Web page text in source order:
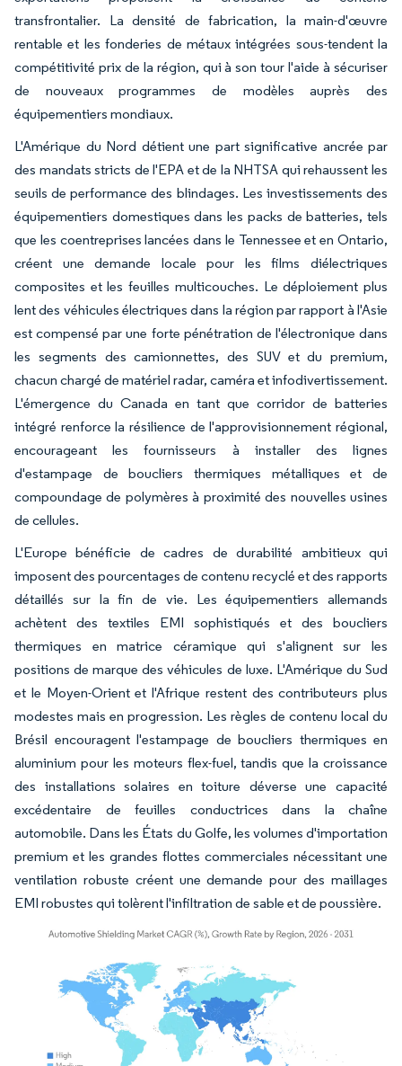
transfrontalier. La densité de fabrication, la main-d'œuvre
rentable et les fonderies de métaux intégrées sous-tendent la
compétitivité prix de la région, qui à son tour l'aide à sécuriser
de nouveaux programmes de modèles auprès des
équipementiers mondiaux.
L'Amérique du Nord détient une part significative ancrée par
des mandats stricts de l'EPA et de la NHTSA qui rehaussent les
seuils de performance des blindages. Les investissements des
équipementiers domestiques dans les packs de batteries, tels
que les coentreprises lancées dans le Tennessee et en Ontario,
créent une demande locale pour les films diélectriques
composites et les feuilles multicouches. Le déploiement plus
lent des véhicules électriques dans la région par rapport à l'Asie
est compensé par une forte pénétration de l'électronique dans
les segments des camionnettes, des SUV et du premium,
chacun chargé de matériel radar, caméra et infodivertissement.
L'émergence du Canada en tant que corridor de batteries
intégré renforce la résilience de l'approvisionnement régional,
encourageant les fournisseurs à installer des lignes
d'estampage de boucliers thermiques métalliques et de
compoundage de polymères à proximité des nouvelles usines
de cellules.
L'Europe bénéficie de cadres de durabilité ambitieux qui
imposent des pourcentages de contenu recyclé et des rapports
détaillés sur la fin de vie. Les équipementiers allemands
achètent des textiles EMI sophistiqués et des boucliers
thermiques en matrice céramique qui s'alignent sur les
positions de marque des véhicules de luxe. L'Amérique du Sud
et le Moyen-Orient et l'Afrique restent des contributeurs plus
modestes mais en progression. Les règles de contenu local du
Brésil encouragent l'estampage de boucliers thermiques en
aluminium pour les moteurs flex-fuel, tandis que la croissance
des installations solaires en toiture déverse une capacité
excédentaire de feuilles conductrices dans la chaîne
automobile. Dans les États du Golfe, les volumes d'importation
premium et les grandes flottes commerciales nécessitant une
ventilation robuste créent une demande pour des maillages
EMI robustes qui tolèrent l'infiltration de sable et de poussière.